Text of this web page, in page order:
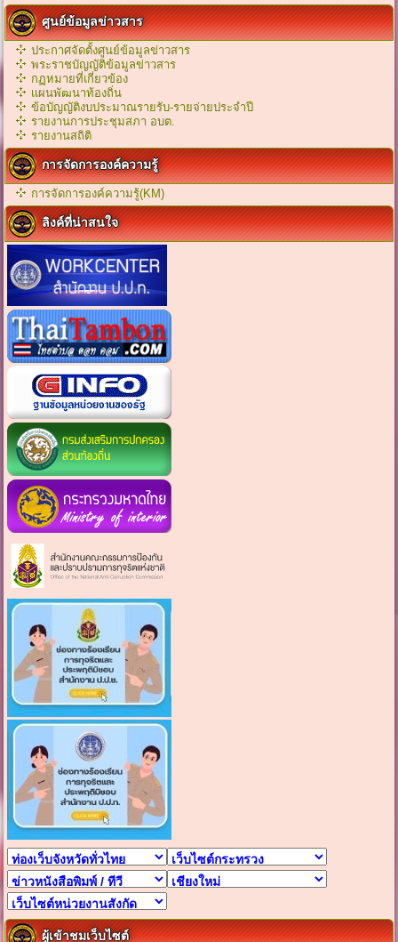
ศูนย์ข้อมูลข่าวสาร
ประกาศจัดตั้งศูนย์ข้อมูลข่าวสาร
พระราชบัญญัติข้อมูลข่าวสาร
กฏหมายที่เกี่ยวข้อง
เเผนพัฒนาท้องถิ่น
ข้อบัญญัติงบประมาณรายรับ-รายจ่ายประจำปี
รายงานการประชุมสภา อบต.
รายงานสถิติ
การจัดการองค์ความรู้
การจัดการองค์ความรู้(KM)
ลิงค์ที่น่าสนใจ
ผู้เข้าชมเว็บไซต์